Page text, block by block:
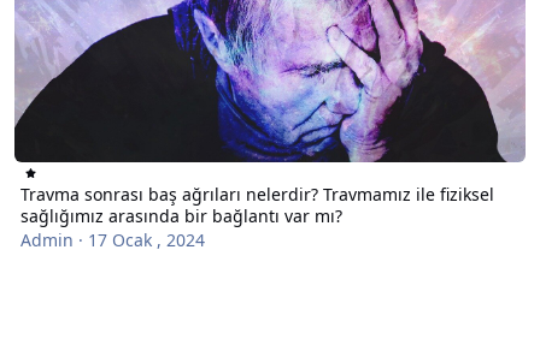
Travma sonrası baş ağrıları nelerdir? Travmamız ile fiziksel
sağlığımız arasında bir bağlantı var mı?
Admin · 17 Ocak , 2024